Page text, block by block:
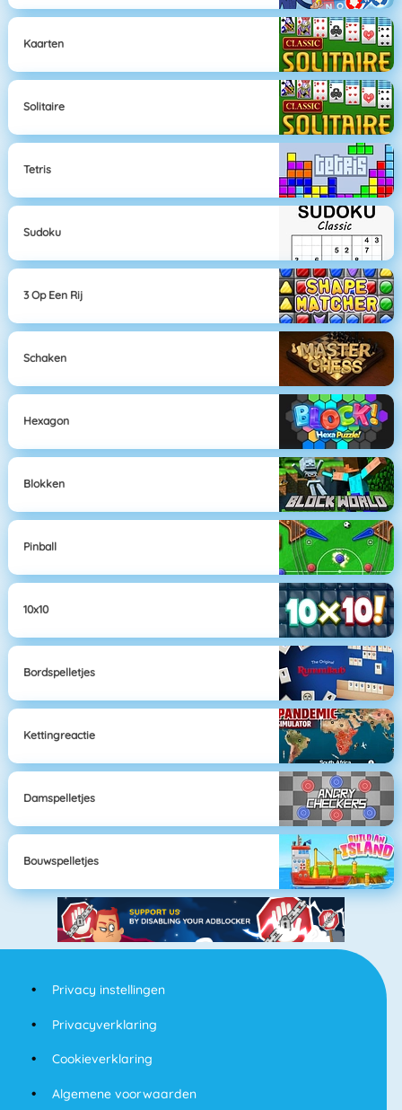
Kaarten
Solitaire
Tetris
Sudoku
3 Op Een Rij
Schaken
Hexagon
Blokken
Pinball
10x10
Bordspelletjes
Kettingreactie
Damspelletjes
Bouwspelletjes
Privacy instellingen
Privacyverklaring
Cookieverklaring
Algemene voorwaarden